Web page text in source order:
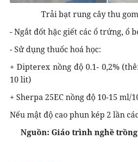
Trải bạt rung cây thu
- Ngắt đốt hặc giết các ổ trứng, ổ
- Sử dụng thuốc hoá học:
+ Dipterex nồng độ 0.1- 0,2%
10 lit)
+ Sherpa 25EC nồng độ 10-15 ml/
Nếu mật độ cao phun kép 2 lần
Nguồn: Giáo trình nghề